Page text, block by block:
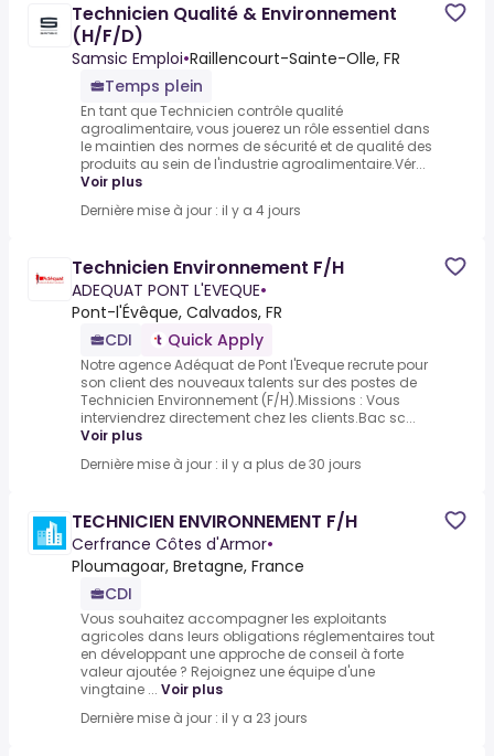
Technicien Qualité & Environnement
(H/F/D)
Samsic Emploi•Raillencourt-Sainte-Olle, FR
Temps plein
En tant que Technicien contrôle qualité
agroalimentaire, vous jouerez un rôle essentiel dans
le maintien des normes de sécurité et de qualité des
produits au sein de l'industrie agroalimentaire.Vér...
Voir plus
Dernière mise à jour : il y a 4 jours
Technicien Environnement F/H
ADEQUAT PONT L'EVEQUE•
Pont-l'Évêque, Calvados, FR
CDI
Quick Apply
Notre agence Adéquat de Pont l'Eveque recrute pour
son client des nouveaux talents sur des postes de
Technicien Environnement (F/H).Missions : Vous
interviendrez directement chez les clients.Bac sc...
Voir plus
Dernière mise à jour : il y a plus de 30 jours
TECHNICIEN ENVIRONNEMENT F/H
Cerfrance Côtes d'Armor•
Ploumagoar, Bretagne, France
CDI
Vous souhaitez accompagner les exploitants
agricoles dans leurs obligations réglementaires tout
en développant une approche de conseil à forte
valeur ajoutée ? Rejoignez une équipe d'une
vingtaine ... Voir plus
Dernière mise à jour : il y a 23 jours